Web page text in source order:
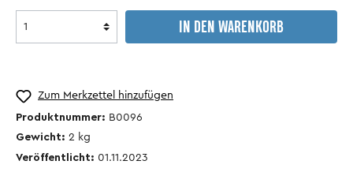
IN DEN WARENKORB
Zum Merkzettel hinzufügen
Produktnummer: B0096
Gewicht: 2 kg
Veröffentlicht: 01.11.2023